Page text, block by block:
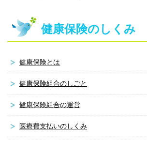
健康保険のしくみ
健康保険とは
健康保険組合のしごと
健康保険組合の運営
医療費支払いのしくみ